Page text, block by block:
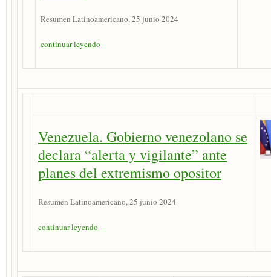
Resumen Latinoamericano, 25 junio 2024
continuar leyendo
Venezuela. Gobierno venezolano se
declara “alerta y vigilante” ante
planes del extremismo opositor
Resumen Latinoamericano, 25 junio 2024
continuar leyendo